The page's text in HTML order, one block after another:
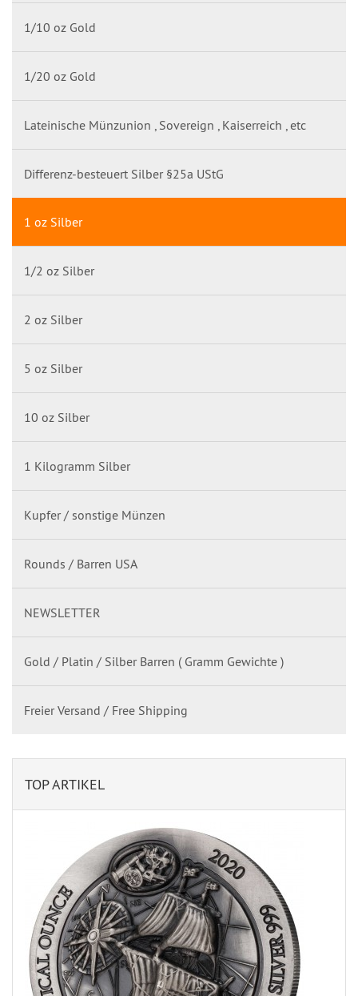
1/10 oz Gold
1/20 oz Gold
Lateinische Münzunion , Sovereign , Kaiserreich , etc
Differenz-besteuert Silber §25a UStG
1 oz Silber
1/2 oz Silber
2 oz Silber
5 oz Silber
10 oz Silber
1 Kilogramm Silber
Kupfer / sonstige Münzen
Rounds / Barren USA
NEWSLETTER
Gold / Platin / Silber Barren ( Gramm Gewichte )
Freier Versand / Free Shipping
TOP ARTIKEL